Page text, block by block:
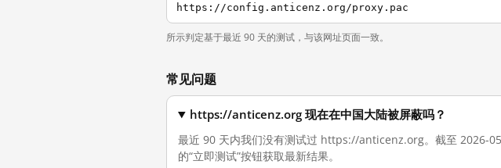
https://config.anticenz.org/proxy.pac
所示判定基于最近 90 天的测试，与该网址页面一致。
常见问题
https://anticenz.org 现在在中国大陆被屏蔽吗？
最近 90 天内我们没有测试过 https://anticenz.org。截至 2026-
的“立即测试”按钮获取最新结果。